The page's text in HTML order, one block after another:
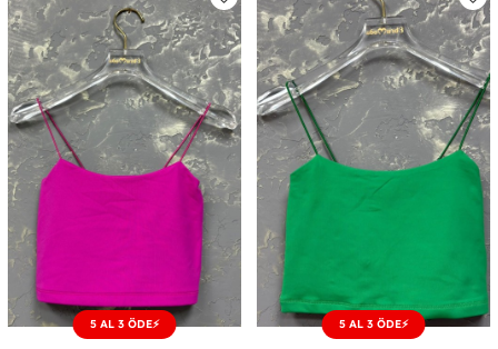
5 AL 3 ÖDE⚡ 5 AL 3 ÖDE⚡